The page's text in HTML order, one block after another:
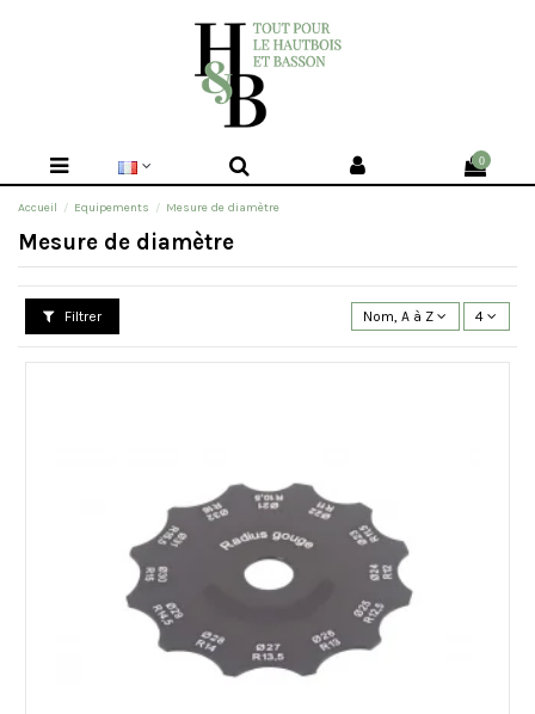
0
Accueil Equipements Mesure de diamètre
Mesure de diamètre
Filtrer Nom, A à Z 4